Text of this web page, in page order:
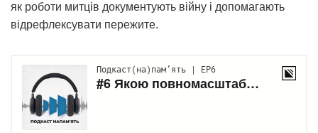
як роботи митців документують війну і допомагають
відрефлексувати пережите.